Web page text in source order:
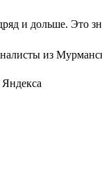
и дольше. Это
из